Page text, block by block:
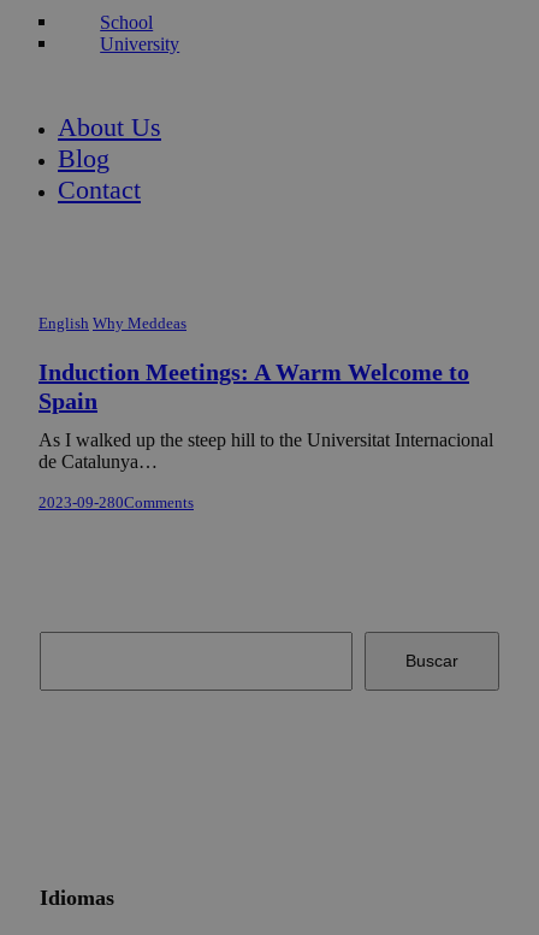
School
University
About Us
Blog
Contact
English Why Meddeas
Induction Meetings: A Warm Welcome to
Spain
As I walked up the steep hill to the Universitat Internacional
de Catalunya…
2023-09-280Comments
Buscar
Idiomas